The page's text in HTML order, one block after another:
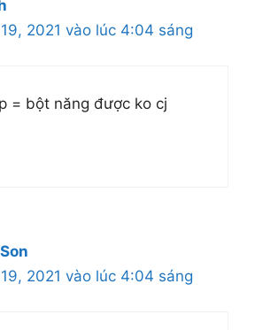
2021 vào lúc 4:04 sáng
= bột năng được ko cj
2021 vào lúc 4:04 sáng